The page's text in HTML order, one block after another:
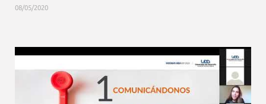
08/05/2020